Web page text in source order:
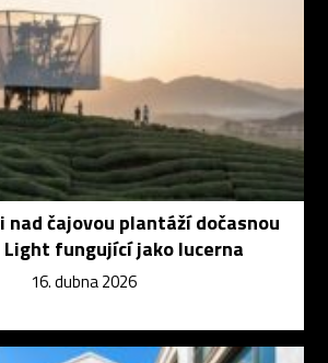
nad čajovou plantáží dočasnou
fungující jako lucerna
16. dubna 2026